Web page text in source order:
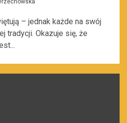
– jednak każde na swój
tradycji. Okazuje się, że